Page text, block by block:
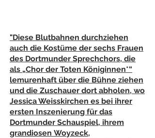
"Diese Blutbahnen durchziehen
auch die Kostüme der sechs Frauen
des Dortmunder Sprechchors, die
als „Chor der Toten Königinnen*“
lemurenhaft über die Bühne ziehen
und die Zuschauer dort abholen, wo
Jessica Weisskirchen es bei ihrer
ersten Inszenierung für das
Dortmunder Schauspiel, ihrem
grandiosen Woyzeck,